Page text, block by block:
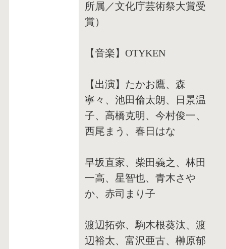
所属／文化庁芸術祭大賞受
賞）
【音楽】OTYKEN
【出演】たかお鷹、森
寧々、池田倫太朗、日景温
子、高橋克明、今村俊一、
西尾まう、春日はな
早坂直家、柴田義之、林田
一高、星智也、青木さや
か、赤司まり子
渡辺拓弥、駒木根葵汰、渡
辺裕太、富沢亜古、榊原郁